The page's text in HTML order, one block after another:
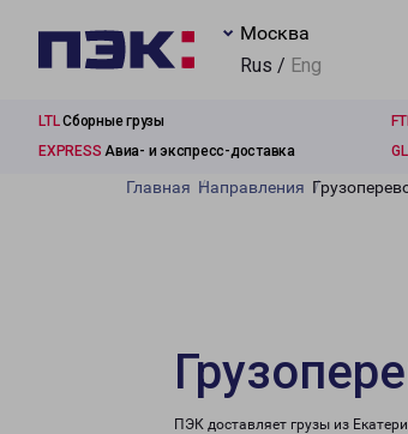
Москва
Rus / Eng
LTLСборные грузы
EXPRESS Авиа- и экспресс-доставка
Главная Направления
ПЭК доставляет грузы из